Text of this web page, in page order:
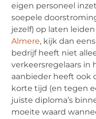
eigen personeel
soepele
jezelf) op laten
Almere, kijk dan
bedrijf heeft niet
verkeersregelaars in
aanbieder heeft ook
korte tijd (en tegen
juiste diploma’s
moeite waard